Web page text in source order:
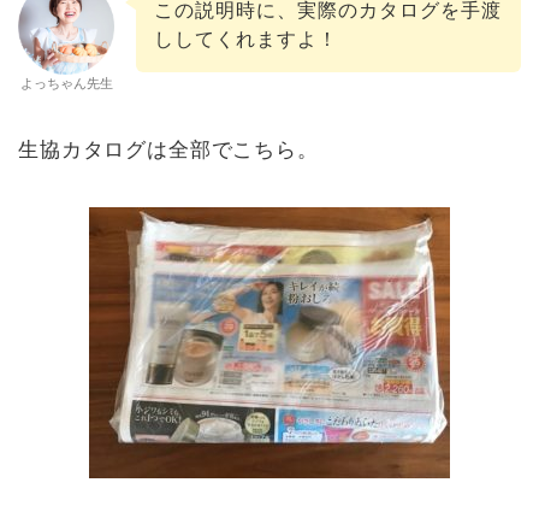
よっちゃん先生
この説明時に、実際のカタログを手渡
ししてくれますよ！
生協カタログは全部でこちら。